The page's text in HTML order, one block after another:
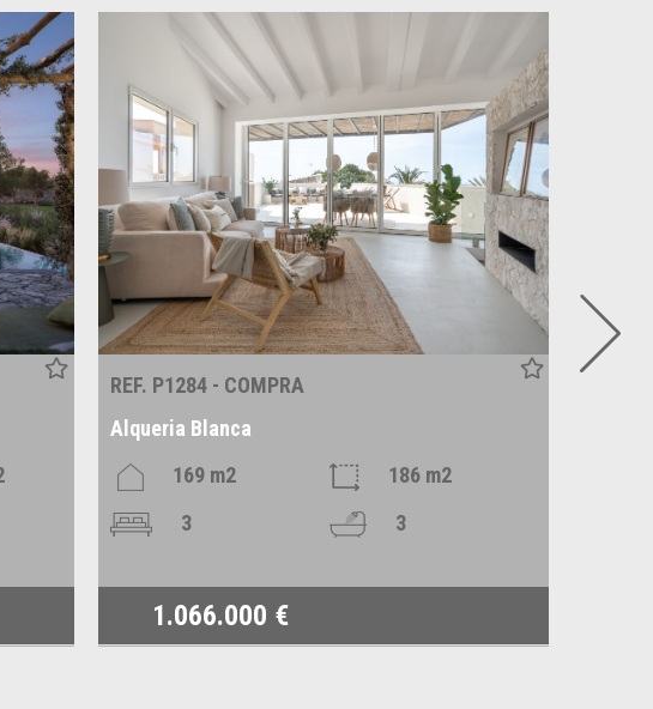
REF. P1284 - COMPRA
Alqueria Blanca
169 m2
186 m2
3
3
1.066.000 €